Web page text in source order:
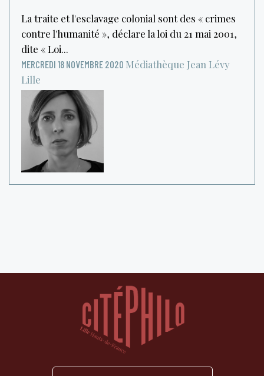
La traite et l'esclavage colonial sont des « crimes
contre l'humanité », déclare la loi du 21 mai 2001,
dite « Loi...
MERCREDI 18 NOVEMBRE 2020 Médiathèque Jean Lévy
Lille